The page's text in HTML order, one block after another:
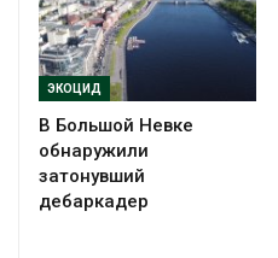
ЭКОЦИД
В Большой Невке
обнаружили
затонувший
дебаркадер